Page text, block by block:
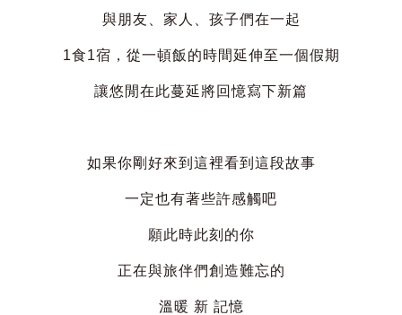
與朋友、家人、孩子們在一起
1食1宿，從一頓飯的時間延伸至一個假期
讓悠閒在此蔓延將回憶寫下新篇
如果你剛好來到這裡看到這段故事
一定也有著些許感觸吧
願此時此刻的你
正在與旅伴們創造難忘的
溫暖 新 記憶